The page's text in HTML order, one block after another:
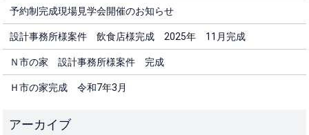
予約制完成現場見学会開催のお知らせ
設計事務所様案件 飲食店様完成 2025年 11月完成
Ｎ市の家 設計事務所様案件 完成
Ｈ市の家完成 令和7年3月